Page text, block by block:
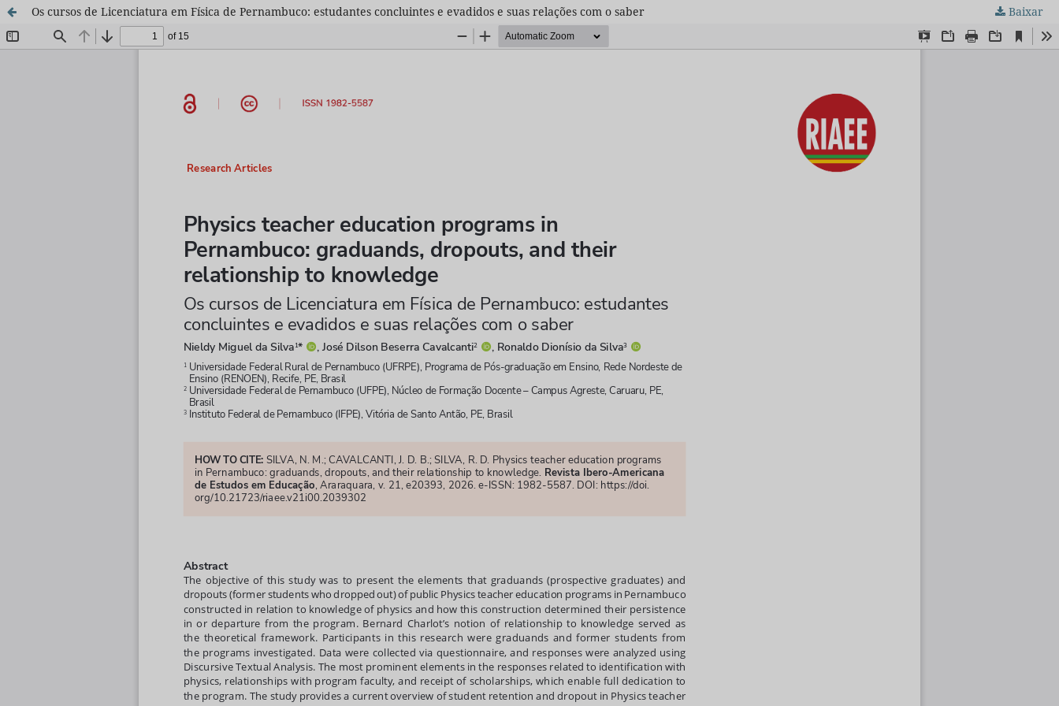
Os cursos de Licenciatura em Física de Pernambuco: estudantes concluintes e evadidos e suas relações com o saber Baixar